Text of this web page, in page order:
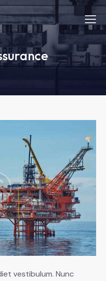
vestibulum. Nunc